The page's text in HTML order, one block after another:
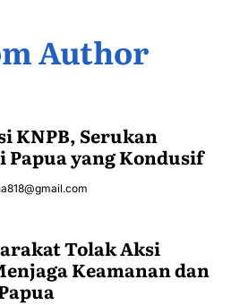
Author
KNPB, Serukan
Papua yang Kondusif
Tolak Aksi
Keamanan dan